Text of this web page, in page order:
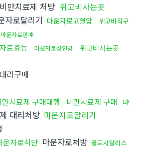
비만치료제 처방 위고비사는곳
자로달리기 마운자로고혈압
위고비직구
마운자로판매
로효능 마운자로성인병
위고비사는곳
리구매
만치료제 구매대행 비만치료제 구매
마
대리처방 마운자로달리기
운자로식단 마운자로처방 골드시알리스